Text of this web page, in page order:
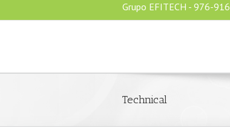
Grupo EFITECH - 976-
Technical